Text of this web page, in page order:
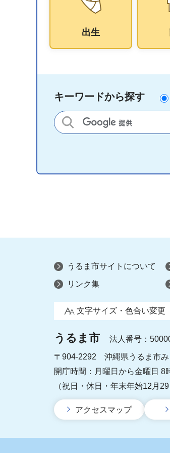
出生
キーワードから探す
サイト内検索
うるま市サイトについて
リンク集
文字サイズ・色合い変更
うるま市 法人番号：
〒904-2292 沖縄県うるま市み
開庁時間：月曜日から金曜日 8
（祝日・休日・年末年始12月
アクセスマップ